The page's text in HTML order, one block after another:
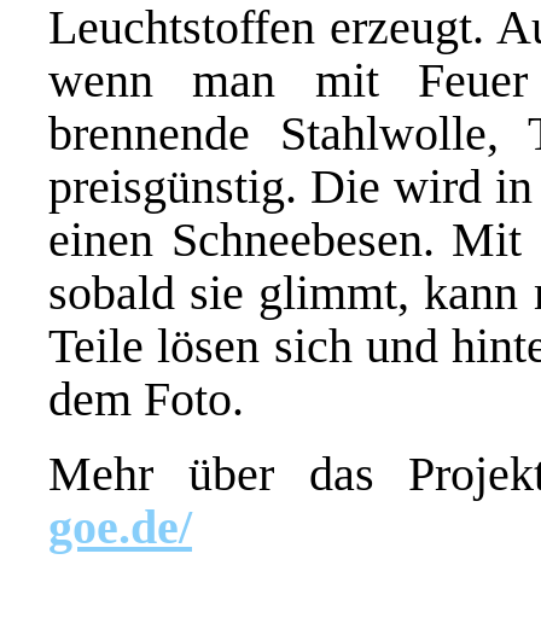
Leuchtstoffen erzeugt.
wenn man mit
brennende
preisgünstig. Die wird
einen Schneebesen.
sobald sie glimmt, kann
Teile lösen sich und
dem Foto.
Mehr über das
goe.de/